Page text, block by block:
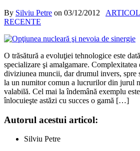
By Silviu Petre on 03/12/2012
RECENTE
O trăsătură a evoluţiei tehnologice este
specializare şi amalgamare. Complexitatea
diviziunea muncii, dar drumul invers, spre
la un numitor comun a lucrurilor din jurul
valabilă. Cel mai la îndemână exemplu
înlocuieşte astăzi cu succes o gamă […]
Autorul acestui articol:
Silviu Petre